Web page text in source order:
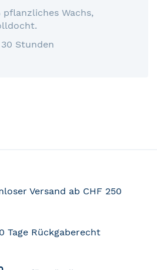
pflanzliches Wachs,
Stunden
Versand ab CHF 250
Tage Rückgaberecht